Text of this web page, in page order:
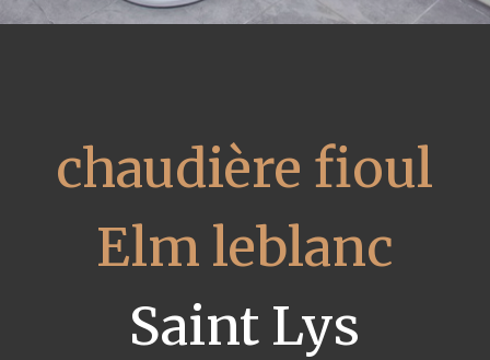
chaudière fioul
Elm leblanc
Saint Lys